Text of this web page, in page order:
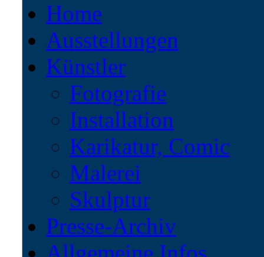
Home
Ausstellungen
Künstler
Fotografie
Installation
Karikatur, Comic
Malerei
Skulptur
Presse-Archiv